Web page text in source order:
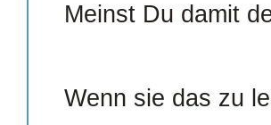
Meinst Du damit
Wenn sie das zu